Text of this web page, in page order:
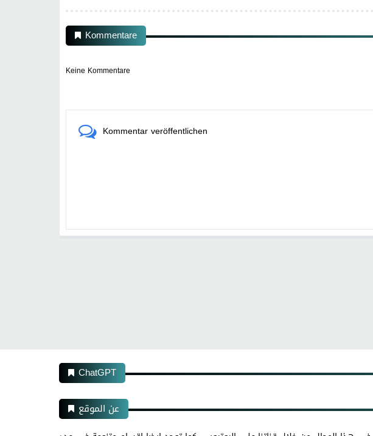
Kommentare
Keine Kommentare
Kommentar veröffentlichen
ChatGPT
عن الموقع